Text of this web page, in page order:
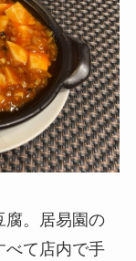
腐。居易園の
べて店内で手